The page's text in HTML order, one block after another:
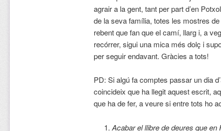
agrair a la gent, tant per part d’en
de la seva família, totes les mostres
rebent que fan que el camí, llarg i, a
recórrer, sigui una mica més dolç i
per seguir endavant. Gràcies a tots!
PD: Si algú fa comptes passar un dia
coincideix que ha llegit aquest escrit,
que ha de fer, a veure si entre tots ho
Acabar el llibre de deures que en